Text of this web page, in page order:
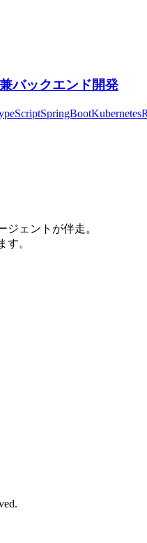
バックエンド開発
SpringBootKubernetes
ェントが伴走。
す。